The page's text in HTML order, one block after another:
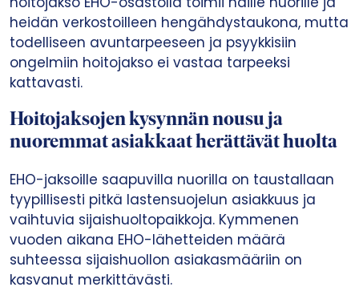
heidän verkostoilleen hengähdystaukona, mutta
todelliseen avuntarpeeseen ja psyykkisiin
ongelmiin hoitojakso ei vastaa tarpeeksi
kattavasti.
Hoitojaksojen kysynnän nousu ja
nuoremmat asiakkaat herättävät huolta
EHO-jaksoille saapuvilla nuorilla on taustallaan
tyypillisesti pitkä lastensuojelun asiakkuus ja
vaihtuvia sijaishuoltopaikkoja. Kymmenen
vuoden aikana EHO-lähetteiden määrä
suhteessa sijaishuollon asiakasmääriin on
kasvanut merkittävästi.